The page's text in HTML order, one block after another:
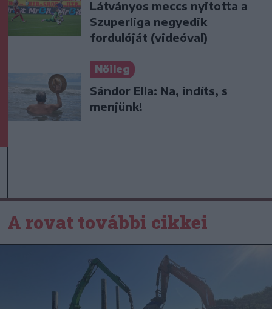
Látványos meccs nyitotta a
Szuperliga negyedik
fordulóját (videóval)
Nőileg
Sándor Ella: Na, indíts, s
menjünk!
A rovat további cikkei